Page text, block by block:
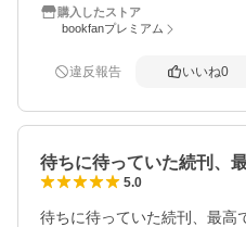
購入したストア
bookfanプレミアム
違反報告 いいね0
待ちに待っていた続刊、
5.0
待ちに待っていた続刊、最高